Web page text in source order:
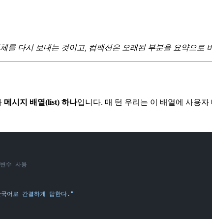
를 다시 보내는 것이고, 컴팩션은 오래된 부분을 요약으로
메시지 배열(list) 하나입니다. 매 턴 우리는 이 배열에 사용
수 사용
어로 간결하게 답한다."